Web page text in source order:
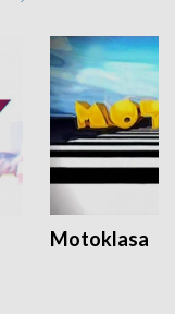
Motoklasa